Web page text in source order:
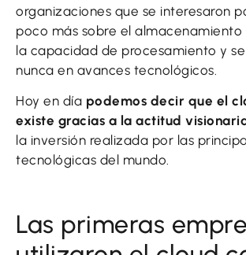
organizaciones que se interesaron
poco más sobre el almacenamiento
la capacidad de procesamiento y
nunca en avances tecnológicos.
Hoy en día podemos decir que el
existe gracias a la actitud
la inversión realizada por las
tecnológicas del mundo.
Las primeras